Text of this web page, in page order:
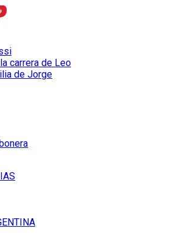
carrera de Leo
de Jorge